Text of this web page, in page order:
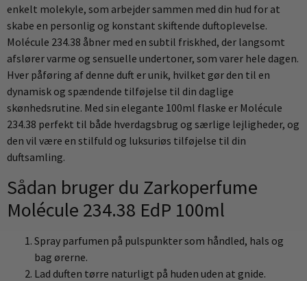
enkelt molekyle, som arbejder sammen med din hud for at
skabe en personlig og konstant skiftende duftoplevelse.
Molécule 234.38 åbner med en subtil friskhed, der langsomt
afslører varme og sensuelle undertoner, som varer hele dagen.
Hver påføring af denne duft er unik, hvilket gør den til en
dynamisk og spændende tilføjelse til din daglige
skønhedsrutine. Med sin elegante 100ml flaske er Molécule
234.38 perfekt til både hverdagsbrug og særlige lejligheder, og
den vil være en stilfuld og luksuriøs tilføjelse til din
duftsamling.
Sådan bruger du Zarkoperfume
Molécule 234.38 EdP 100ml
Spray parfumen på pulspunkter som håndled, hals og
bag ørerne.
Lad duften tørre naturligt på huden uden at gnide.